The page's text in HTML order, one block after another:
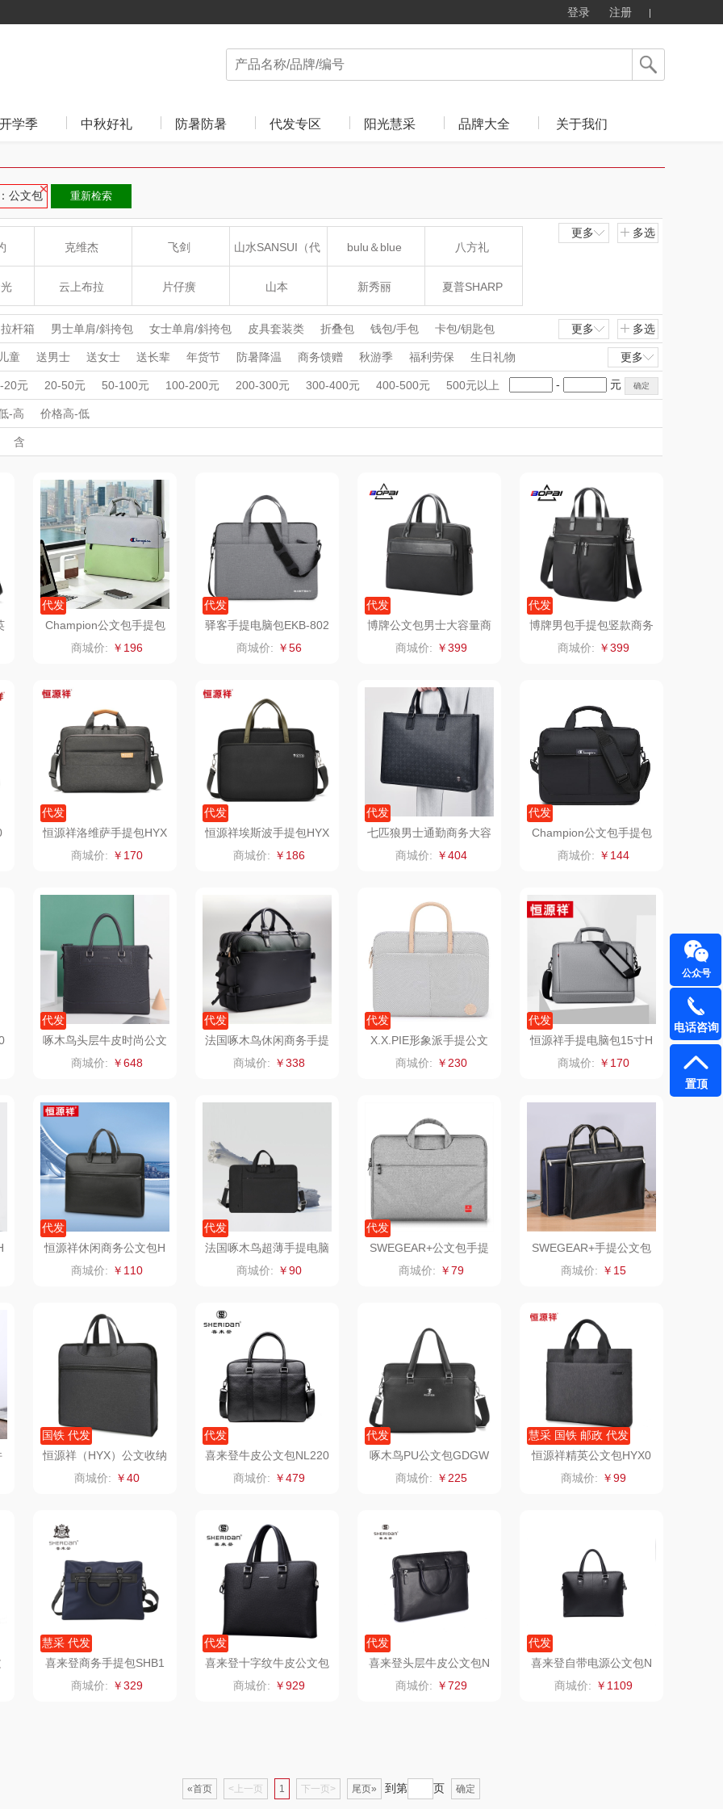
登录 注册
学季 中秋好礼 防暑防暑 代发专区 阳光慧采 品牌大全 关于我们
公文包 重新检索
克维杰 飞剑 山水SANSUI（代
理商）
bulu＆blue 八方礼
云上布拉 片仔癀 山本 新秀丽 夏普SHARP
绽家 HOLOHOLO 途柏丽TOBERLIR momo（杯壶） 大嘴猴（杯壶厨具
雨伞）
MOVA 匠心萌宠 YOTTOY 西屋（运动户外） 非一FETANA
居/ 星巴克（杯壶/包
佳帮手 罗莱 超柔床品
商）
斯凯奇SKECHER
十二夏天 百草味（代理商） LUING BOX 立白（包销款） 润本（套装）
戴可思 京意之选 阿茜娅（AGIA）
首佩 SWISS MILITARY 罗莱超柔床品 润心
克洛特 竹盐 丝丽诺妃
小天鹅 康夫 罗尔仕 拜灭士
洁玉（定制款） 富昌（定制款） 爱国者（移动电
源）
飞利浦 荣诚
凤凰
） 九阳（代理商） 实丰文化 洛克星球 梵沐
可益康 干饭熊饱饱
梦洁家纺 路悠悠 尹谜 金龙鱼（包销款）
德菲摩尔 保宁 伊莎贝拉 荣事达（品牌方）
） 浪莎 圣耳 味滋源（包销款） 英红（包销款）
渝情渝礼
百事食品 洽洽 奥克斯 五丰黎红 小胖爪
无印良品（代理
商）
味滋源（品牌方） 银小燕
泉尔思
百事（饮具类） 三胖蛋 小度
创维（手表类）
几梦 欧丽薇兰 易路达
皮尔卡丹（皮具 傲胜OSIM 360
艾美特（代理商） 温仑山（电器类） 洁丽雅（代理商）
康巴赫（锅具类） 万华茶林 澜沧古茶 海尔
伊莱克斯 乐扣乐扣（箱包杯
壶）
乐美雅（餐具类）
珍视明 WENGER/威戈 Alluflon阿路弗仑 爱仕达
悠米UURMI 富安娜（包销款） 冈州故事 福临门
玺魁 双立人 北欧沃朗 郎氏达
厨邦 粒上皇 乐扣乐扣（小家 厨创妈咪
更多 多选
拉杆箱 男士单肩/斜挎包 女士单肩/斜挎包 皮具套装类 折叠包 钱包/手包
卡包/钥匙包
公文包 皮带/腰带
更多 多选
童 送男士 送女士 送长辈 年货节 防暑降温 商务馈赠 秋游季 福利劳保
生日礼物
年庆礼品
春游踏青 开学季礼品 毕业季礼品 开门红专区 伴手礼盒 会议礼品
国潮文创
事出国
入职礼
业乔迁
乡村振兴 定制案例 珠宝礼品 酒店旅游 高校礼品 女神节 奶企礼品
银行礼品
材礼品
政企单位 房地产礼品 汽车礼品 进店礼 情人节 七夕节 建党节 圣诞节
教师节
儿童节 中秋节 建军节
更多
20元 20-50元 50-100元 100-200元 200-300元 300-400元 400-500元 500元以上 - 元
-高 价格高-低
含
代发
Champion公文包手提包
GJDK73N2
商城价: ￥196
代发
驿客手提电脑包EKB-802
1灰色
商城价: ￥56
代发
博牌公文包男士大容量商
务手提包11-123771
商城价: ￥399
代发
博牌男包手提包竖款商务
公文包11-70511
商城价: ￥399
代发
恒源祥洛维萨手提包HYX
商城价: ￥170
代发
恒源祥埃斯波手提包HYX
商城价: ￥186
代发
七匹狼男士通勤商务大容
量公文包电脑包PD1146
60-6
商城价: ￥404
代发
Champion公文包手提包
GJDK70U1
商城价: ￥144
代发
啄木鸟头层牛皮时尚公文
包GDGWB026
商城价: ￥648
代发
法国啄木鸟休闲商务手提
公文包-菲克ZRB-8721
商城价: ￥338
代发
X.X.PIE形象派手提公文
包3215
商城价: ￥230
代发
恒源祥手提电脑包15寸H
YX153XB深灰
商城价: ￥170
代发
恒源祥休闲商务公文包H
YX232XB黑色
商城价: ￥110
代发
法国啄木鸟超薄手提电脑
公文包-百利ZRB0428
商城价: ￥90
代发
SWEGEAR+公文包手提
包会议包电脑包15.6寸6
5003
商城价: ￥79
SWEGEAR+手提公文包
文件袋会议包xn-02
商城价: ￥15
国铁 代发
恒源祥（HYX）公文收纳
包HYX0662
商城价: ￥40
代发
喜来登牛皮公文包NL220
商城价: ￥479
代发
啄木鸟PU公文包GDGW
商城价: ￥225
慧采 国铁 邮政 代发
恒源祥精英公文包HYX0
商城价: ￥99
慧采 代发
喜来登商务手提包SHB1
90432
商城价: ￥329
代发
喜来登十字纹牛皮公文包
NL160936S
商城价: ￥929
代发
喜来登头层牛皮公文包N
L171239S
商城价: ￥729
代发
喜来登自带电源公文包N
L181236S
商城价: ￥1109
«首页 <上一页 1 下一页> 尾页» 到第 页 确定
公众号
电话咨询
置顶